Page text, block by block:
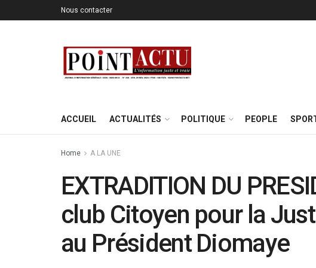
Nous contacter
ACCUEIL ACTUALITÉS POLITIQUE PEOPLE
Home A LA UNE
EXTRADITION DU
club Citoyen pour la
au Président Diomaye